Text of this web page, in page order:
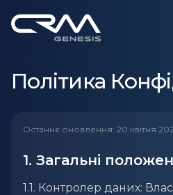
Політика
Останнє оновлення: 20 квітня
1. Загальні
1.1. Контролер даних: